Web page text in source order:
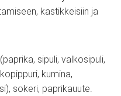
kastikkeisiin ja
sipuli, valkosipuli,
kumina,
sokeri, paprikauute.